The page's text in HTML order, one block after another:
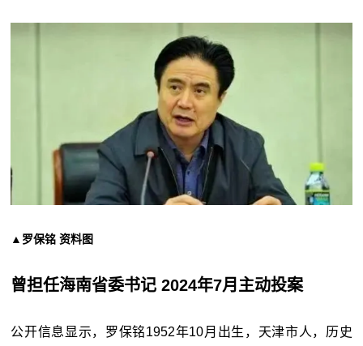
▲罗保铭 资料图
曾担任海南省委书记 2024年7月主动投案
公开信息显示，罗保铭1952年10月出生，天津市人，历史